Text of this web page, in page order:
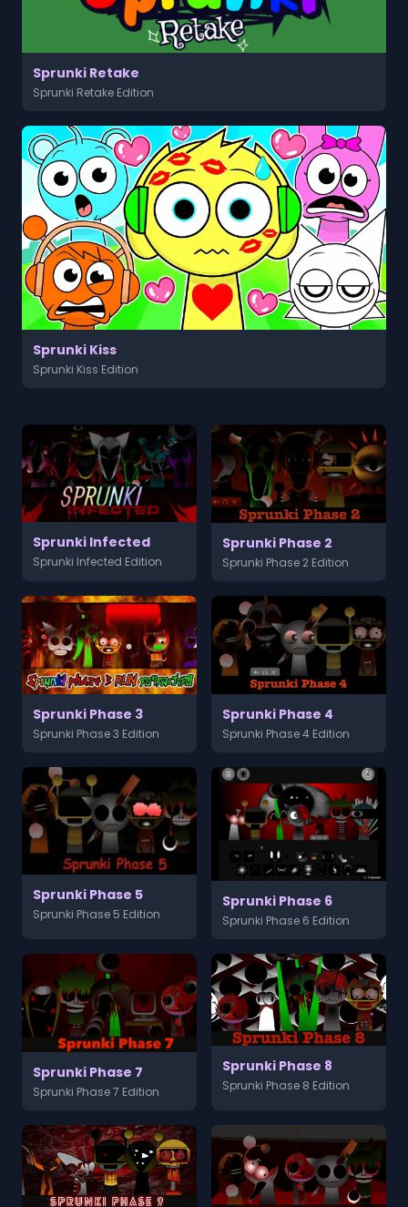
Sprunki Retake
Sprunki Retake Edition
Sprunki Kiss
Sprunki Kiss Edition
Sprunki Infected
Sprunki Infected Edition
Sprunki Phase 2
Sprunki Phase 2 Edition
Sprunki Phase 3
Sprunki Phase 3 Edition
Sprunki Phase 4
Sprunki Phase 4 Edition
Sprunki Phase 5
Sprunki Phase 5 Edition
Sprunki Phase 6
Sprunki Phase 6 Edition
Sprunki Phase 7
Sprunki Phase 7 Edition
Sprunki Phase 8
Sprunki Phase 8 Edition